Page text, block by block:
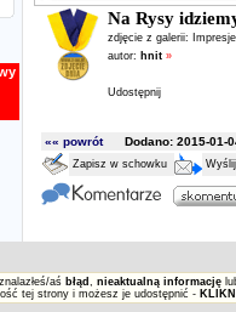
Na Rysy
zdjęcie z galerii:
autor: hnit »
Udostępnij
«« powrótDodano: 2015-01-
Zapisz w schowku
aś błąd , nieaktualną informację
tej strony i możesz je udostępnić -